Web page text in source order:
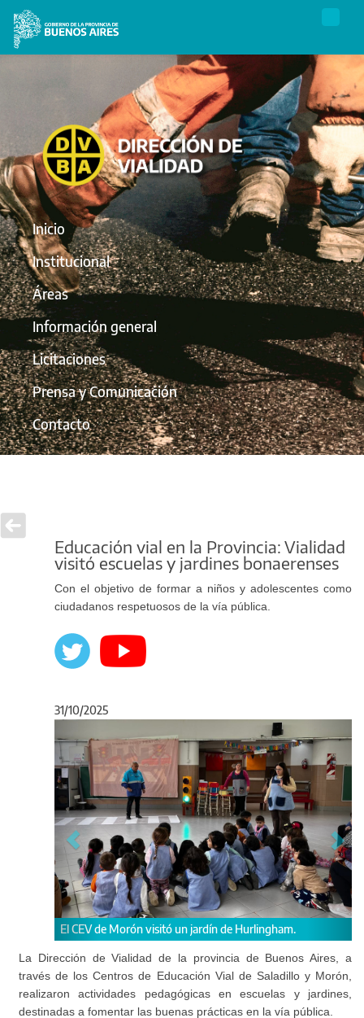
Inicio
Institucional
Áreas
Información general
Licitaciones
Prensa y Comunicación
Contacto
Educación vial en la Provincia: Vialidad
visitó escuelas y jardines bonaerenses
Con el objetivo de formar a niños y adolescentes como
ciudadanos respetuosos de la vía pública.
31/10/2025
Las actividades se desarrollaron a través de juegos para los
La Dirección de Vialidad de la provincia de Buenos Aires, a
través de los Centros de Educación Vial de Saladillo y Morón,
realizaron actividades pedagógicas en escuelas y jardines,
destinadas a fomentar las buenas prácticas en la vía pública.